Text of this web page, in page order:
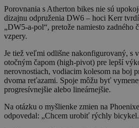
Porovnania s Atherton bikes nie sú
dizajnu odpruženia DW6 – hoci Kerr
„DW5-a-pol“, pretože namiesto zadného
vzpery.
Je tiež veľmi odlišne nakonfigurovaný, s
otočným čapom (high-pivot) pre lepší
nerovnostiach, vodiacim kolesom na boj
dvoma reťazami. Spoje môžu byť
progresívnejšie alebo lineárnejšie.
Na otázku o myšlienke zmien na
odpovedal: „Chcem urobiť rýchly